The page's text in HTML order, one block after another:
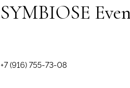
SYMBIOSE
+7 (916) 755-73-08